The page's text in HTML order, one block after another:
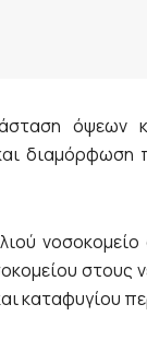
όψεων
καταφυγίου